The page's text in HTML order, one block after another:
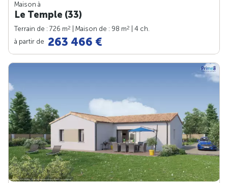
Maison à
Le Temple (33)
Terrain de : 726 m2 | Maison de : 98 m2
| 4 ch.
à partir de 263 466 €